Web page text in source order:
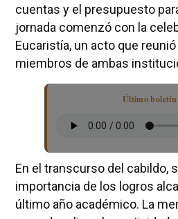
cuentas y el presupuesto
jornada comenzó con la
Eucaristía, un acto que
miembros de ambas
Último boletín
En el transcurso del cabildo,
importancia de los logros
último año académico. La